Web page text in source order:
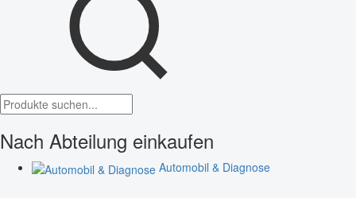
Nach Abteilung einkaufen
Automobil & Diagnose